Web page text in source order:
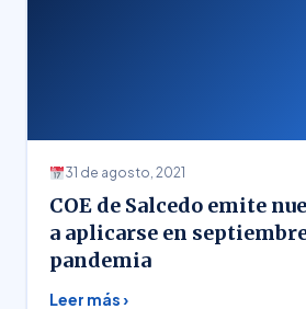
31 de agosto, 2021
COE de Salcedo emite
a aplicarse en
pandemia
Leer más ›